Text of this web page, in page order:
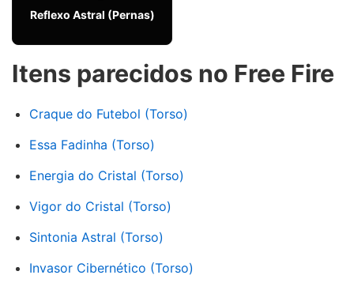
Reflexo Astral (Pernas)
Itens parecidos no Free Fire
Craque do Futebol (Torso)
Essa Fadinha (Torso)
Energia do Cristal (Torso)
Vigor do Cristal (Torso)
Sintonia Astral (Torso)
Invasor Cibernético (Torso)